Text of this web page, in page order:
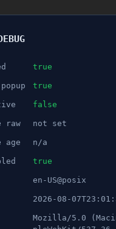
ANNONS
true
true
false
raw not set
age n/a
true
en-US@posix
2026-08-
Mozilla/5.0